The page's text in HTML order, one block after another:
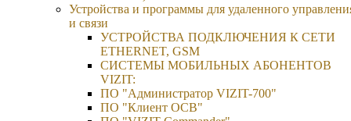
Устройства и программы для удаленного
и связи
УСТРОЙСТВА ПОДКЛЮЧЕНИЯ К СЕТИ
ETHERNET, GSM
CИСТЕМЫ МОБИЛЬНЫХ АБОНЕНТОВ
VIZIT:
ПО "Администратор VIZIT-700"
ПО "Клиент ОСВ"